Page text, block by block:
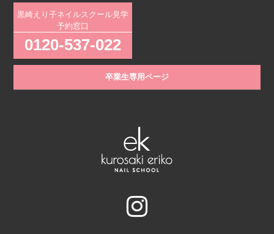
黒崎えり子ネイルスクール見学
予約窓口
0120-537-022
卒業生専用ページ